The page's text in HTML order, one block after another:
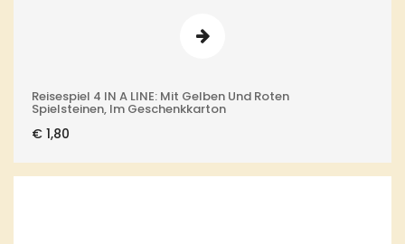
Reisespiel 4 IN A LINE: Mit Gelben Und Roten
Spielsteinen, Im Geschenkkarton
€ 1,80